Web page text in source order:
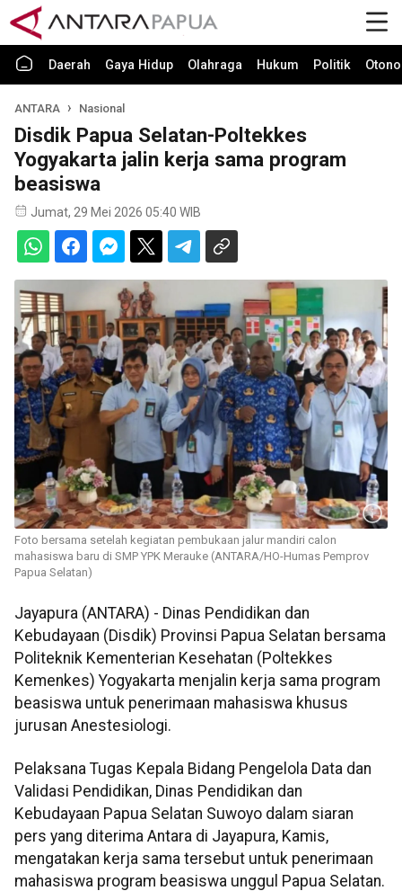
Daerah Gaya Hidup Olahraga Hukum Politik
ANTARA Nasional
Disdik Papua Selatan-Poltekkes
Yogyakarta jalin kerja sama program
beasiswa
Jumat, 29 Mei 2026 05:40 WIB
Foto bersama setelah kegiatan pembukaan jalur mandiri calon
mahasiswa baru di SMP YPK Merauke (ANTARA/HO-Humas Pemprov
Papua Selatan)
Jayapura (ANTARA) - Dinas Pendidikan dan
Kebudayaan (Disdik) Provinsi Papua Selatan bersama
Politeknik Kementerian Kesehatan (Poltekkes
Kemenkes) Yogyakarta menjalin kerja sama program
beasiswa untuk penerimaan mahasiswa khusus
jurusan Anestesiologi.
Pelaksana Tugas Kepala Bidang Pengelola Data dan
Validasi Pendidikan, Dinas Pendidikan dan
Kebudayaan Papua Selatan Suwoyo dalam siaran
pers yang diterima Antara di Jayapura, Kamis,
mengatakan kerja sama tersebut untuk penerimaan
mahasiswa program beasiswa unggul Papua Selatan.